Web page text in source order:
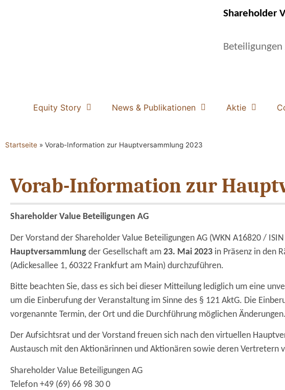
Shareholder
Beteiligungen
Equity Story News & Publikationen Aktie
Startseite » Vorab-Information zur Hauptversammlung 2023
Vorab-Information zur
Shareholder Value Beteiligungen AG
Der Vorstand der Shareholder Value Beteiligungen AG (WKN A16820 /
Hauptversammlung der Gesellschaft am 23. Mai 2023 in Präsenz in den
(Adickesallee 1, 60322 Frankfurt am Main) durchzuführen.
Bitte beachten Sie, dass es sich bei dieser Mitteilung lediglich um eine
um die Einberufung der Veranstaltung im Sinne des § 121 AktG. Die
vorgenannte Termin, der Ort und die Durchführung möglichen Änderungen.
Der Aufsichtsrat und der Vorstand freuen sich nach den virtuellen
Austausch mit den Aktionärinnen und Aktionären sowie deren Vertretern
Shareholder Value Beteiligungen AG
Telefon +49 (69) 66 98 30 0